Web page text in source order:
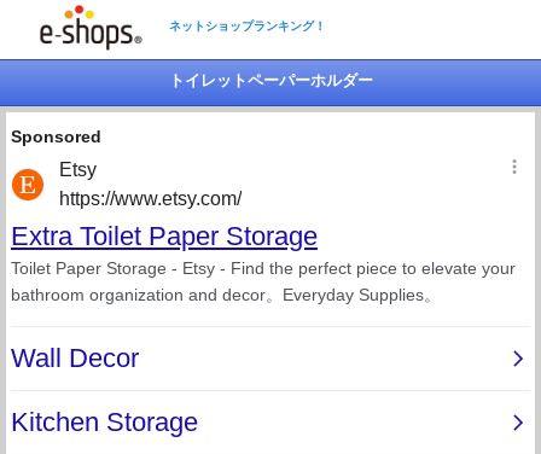
ネットショップランキング！
トイレットペーパーホルダー